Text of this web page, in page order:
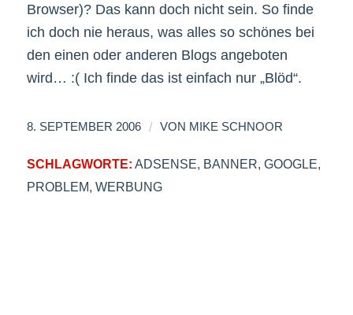
Browser)? Das kann doch nicht sein. So finde
ich doch nie heraus, was alles so schönes bei
den einen oder anderen Blogs angeboten
wird… :( Ich finde das ist einfach nur „Blöd“.
8. SEPTEMBER 2006 / VON MIKE SCHNOOR
SCHLAGWORTE: ADSENSE, BANNER, GOOGLE,
PROBLEM, WERBUNG